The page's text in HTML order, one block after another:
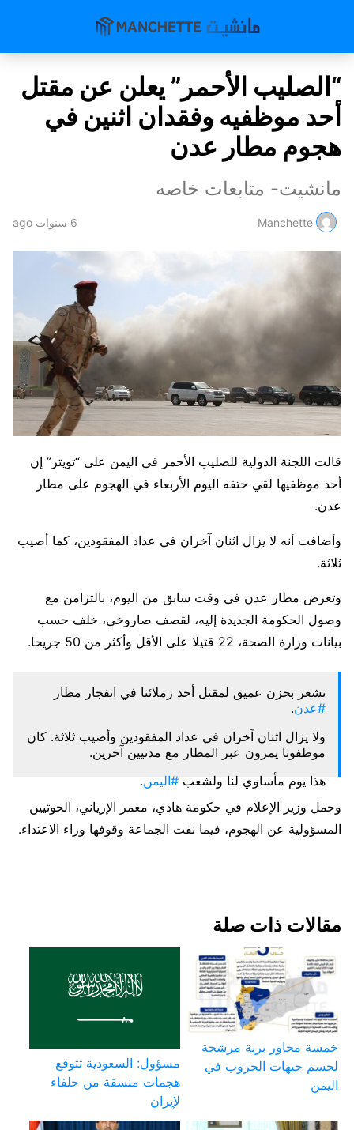
“الصليب الأحمر” يعلن عن مقتل
أحد موظفيه وفقدان اثنين في
هجوم مطار عدن
مانشيت- متابعات خاصه
Manchette 6 سنوات ago
قالت اللجنة الدولية للصليب الأحمر في اليمن على “تويتر” إن
أحد موظفيها لقي حتفه اليوم الأربعاء في الهجوم على مطار
عدن.
وأضافت أنه لا يزال اثنان آخران في عداد المفقودين، كما أصيب
ثلاثة.
وتعرض مطار عدن في وقت سابق من اليوم، بالتزامن مع
وصول الحكومة الجديدة إليه، لقصف صاروخي، خلف حسب
بيانات وزارة الصحة، 22 قتيلا على الأقل وأكثر من 50 جريحا.
نشعر بحزن عميق لمقتل أحد زملائنا في انفجار مطار
#عدن.
ولا يزال اثنان آخران في عداد المفقودين وأصيب ثلاثة. كان
موظفونا يمرون عبر المطار مع مدنيين آخرين.
هذا يوم مأساوي لنا ولشعب #اليمن.
نتقدم بأحر التعازي لأسر الضحايا ونتمنى الشفاء العاجل
لمن أصيب.
وحمل وزير الإعلام في حكومة هادي، معمر الإرياني، الحوثيين
المسؤولية عن الهجوم، فيما نفت الجماعة وقوفها وراء الاعتداء.
مقالات ذات صلة
خمسة محاور برية مرشحة
لحسم جبهات الحروب في
اليمن
مسؤول: السعودية تتوقع
هجمات منسقة من حلفاء
لإيران